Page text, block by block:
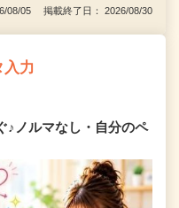
08/05 掲載終了日： 2026/08/30
力
♪ノルマなし・自分のペ